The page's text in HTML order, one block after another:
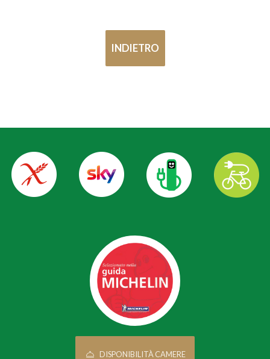
INDIETRO
DISPONIBILITÀ CAMERE